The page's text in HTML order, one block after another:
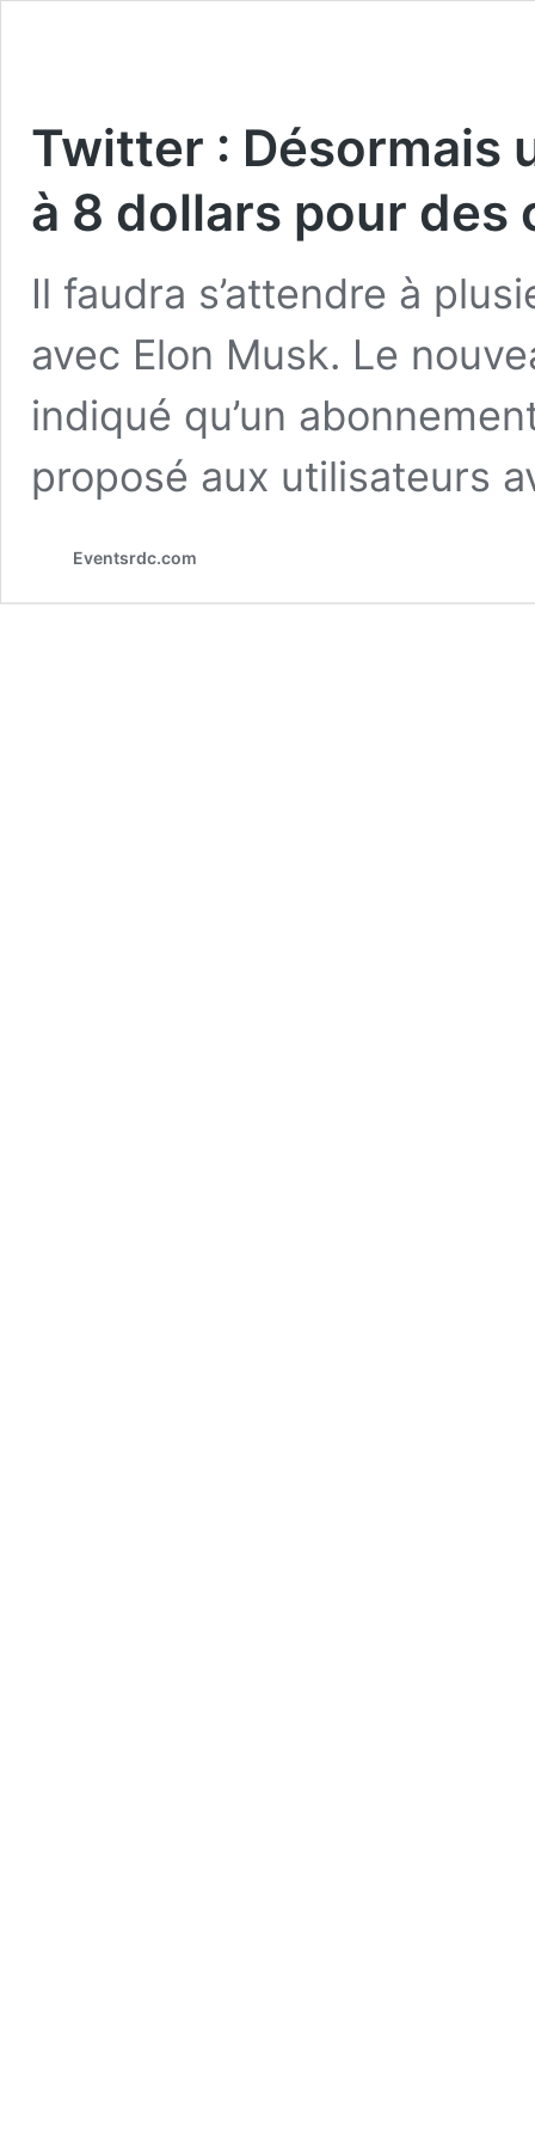
Twitter : Désormais
à 8 dollars pour
Il faudra s’attendre à
avec Elon Musk. Le
indiqué qu’un
proposé aux utilisateurs
Eventsrdc.com